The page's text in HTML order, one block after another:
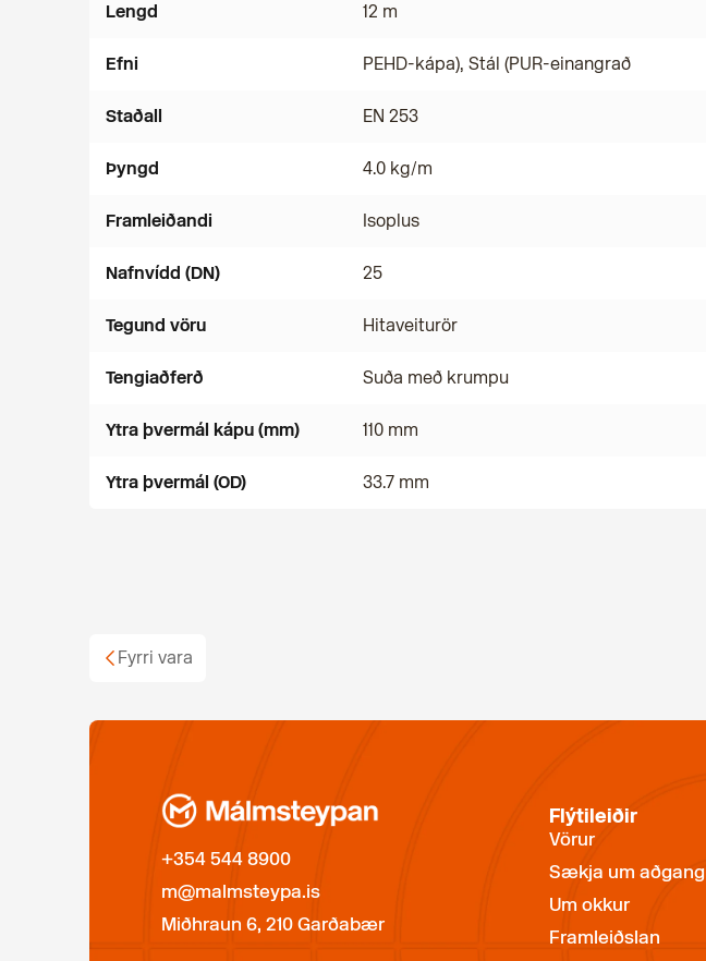
Lengd 12 m
Efni PEHD-kápa), Stál (PUR-einangrað
Staðall EN 253
Þyngd 4.0 kg/m
Framleiðandi Isoplus
Nafnvídd (DN) 25
Tegund vöru Hitaveiturör
Tengiaðferð Suða með krumpu
Ytra þvermál kápu (mm) 110 mm
Ytra þvermál (OD) 33.7 mm
Fyrri vara
+354 544 8900
m@malmsteypa.is
Miðhraun 6, 210 Garðabær
Flýtileiðir
Vörur
Sækja um aðgang
Um okkur
Framleiðslan